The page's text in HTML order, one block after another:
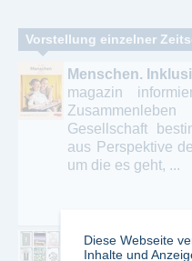
Vorstellung einzelner
Menschen.
magazin
Gesellschaft
aus Perspektive
um die es geht, ...
ARCH+.
Diese Webseite
Inhalte und